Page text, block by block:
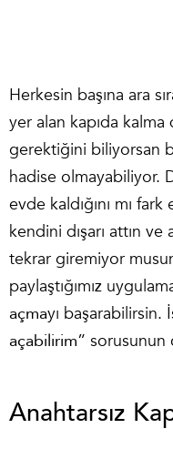
Herkesin başına ara
yer alan kapıda
gerektiğini biliyorsan
hadise olmayabiliyor.
evde kaldığını mı
kendini dışarı attın ve
tekrar giremiyor
paylaştığımız
açmayı başarabilirsin.
açabilirim” sorusunun
Anahtarsız